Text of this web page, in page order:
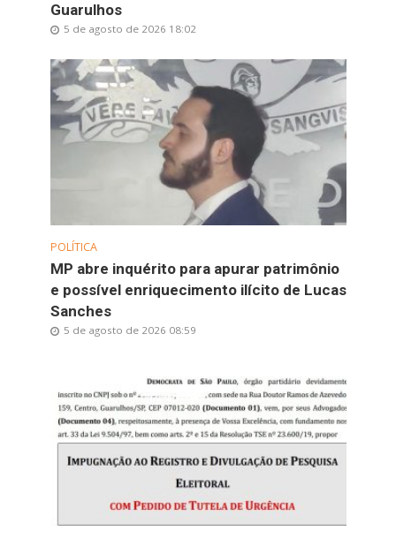
Guarulhos
5 de agosto de 2026 18:02
POLÍTICA
MP abre inquérito para apurar patrimônio
e possível enriquecimento ilícito de Lucas
Sanches
5 de agosto de 2026 08:59